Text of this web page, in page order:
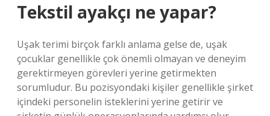
Tekstil ayakçı ne yapar?
Uşak terimi birçok farklı anlama gelse de, uşak
çocuklar genellikle çok önemli olmayan ve deneyim
gerektirmeyen görevleri yerine getirmekten
sorumludur. Bu pozisyondaki kişiler genellikle şirket
içindeki personelin isteklerini yerine getirir ve